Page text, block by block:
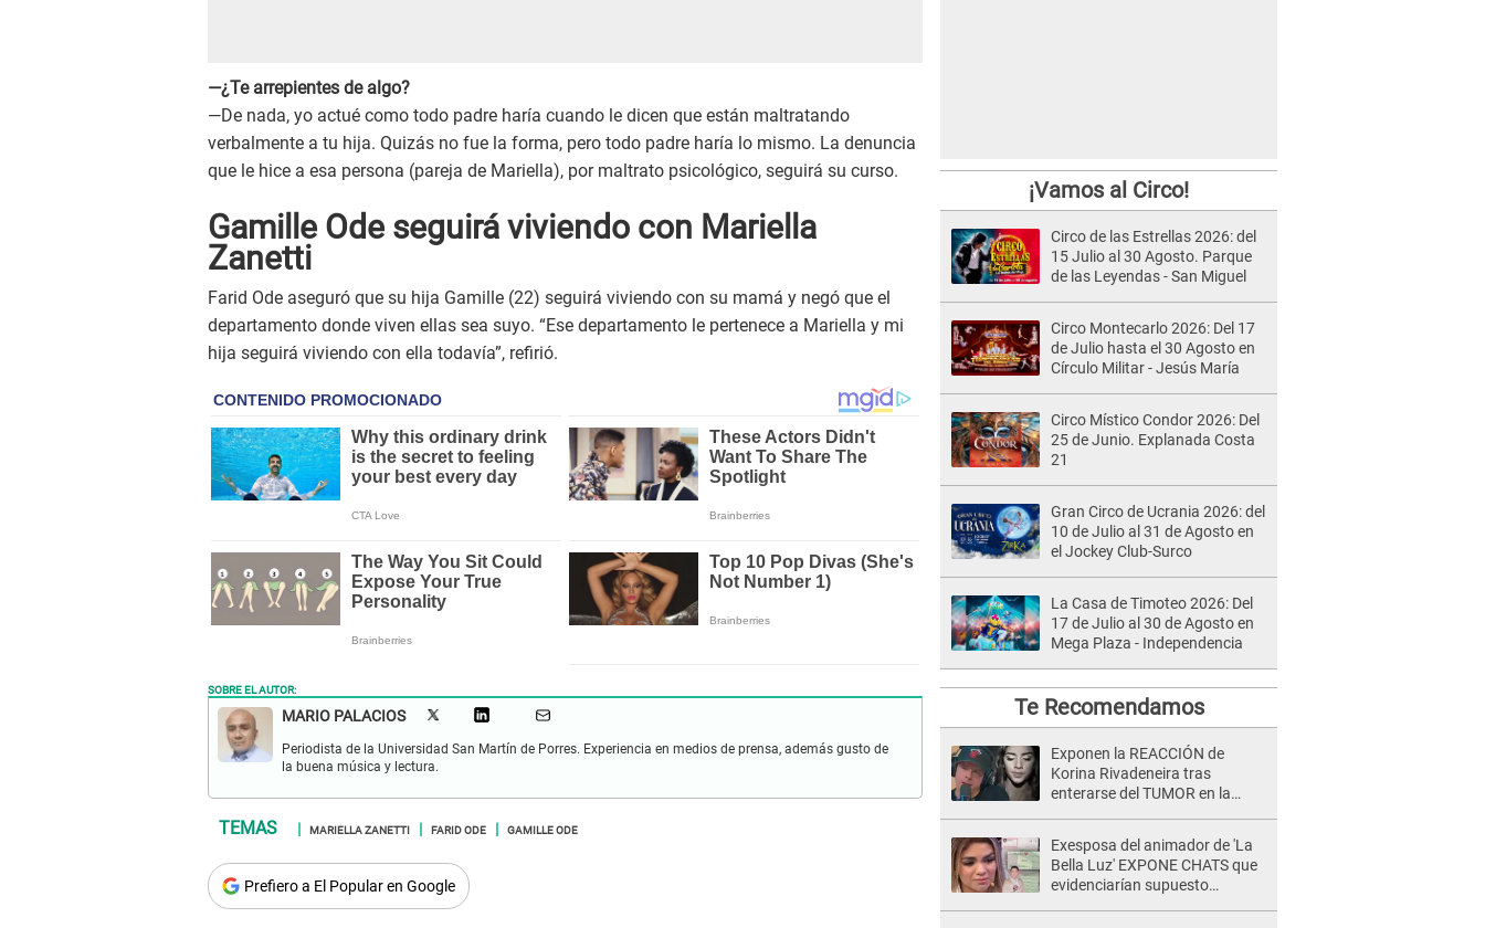
—¿Te arrepientes de algo?
—De nada, yo actué como todo padre haría cuando le dicen que están maltratando
verbalmente a tu hija. Quizás no fue la forma, pero todo padre haría lo mismo. La denuncia
que le hice a esa persona (pareja de Mariella), por maltrato psicológico, seguirá su curso.
Gamille Ode seguirá viviendo con Mariella
Zanetti
Farid Ode aseguró que su hija Gamille (22) seguirá viviendo con su mamá y negó que el
departamento donde viven ellas sea suyo. “Ese departamento le pertenece a Mariella y mi
hija seguirá viviendo con ella todavía”, refirió.
SOBRE EL AUTOR:
MARIO PALACIOS
Periodista de la Universidad San Martín de Porres. Experiencia en medios de prensa, además gusto de
la buena música y lectura.
MARIELLA ZANETTI FARID ODE GAMILLE ODE
Prefiero a El Popular en Google
¡Vamos al Circo!
Circo de las Estrellas 2026: del
15 Julio al 30 Agosto. Parque
de las Leyendas - San Miguel
Circo Montecarlo 2026: Del 17
de Julio hasta el 30 Agosto en
Círculo Militar - Jesús María
Circo Místico Condor 2026: Del
25 de Junio. Explanada Costa
21
Gran Circo de Ucrania 2026: del
10 de Julio al 31 de Agosto en
el Jockey Club-Surco
La Casa de Timoteo 2026: Del
17 de Julio al 30 de Agosto en
Mega Plaza - Independencia
Te Recomendamos
Exponen la REACCIÓN de
Korina Rivadeneira tras
enterarse del TUMOR en la
Exesposa del animador de 'La
Bella Luz' EXPONE CHATS que
evidenciarían supuesto